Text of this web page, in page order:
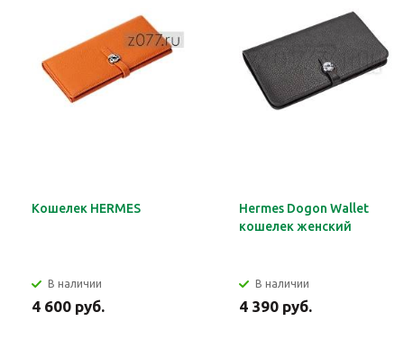
Кошелек HERMES
В наличии
4 600 руб.
Hermes Dogon Wallet
кошелек женский
В наличии
4 390 руб.